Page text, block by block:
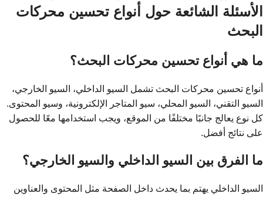
الأسئلة الشائعة حول أنواع تحسين محركات
البحث
ما هي أنواع تحسين محركات البحث؟
أنواع تحسين محركات البحث تشمل السيو الداخلي، السيو الخارجي،
السيو التقني، السيو المحلي، سيو المتاجر الإلكترونية، وسيو المحتوى.
كل نوع يعالج جانبًا مختلفًا من الموقع، ويجب استخدامها معًا للحصول
على نتائج أفضل.
ما الفرق بين السيو الداخلي والسيو الخارجي؟
السيو الداخلي يهتم بما يحدث داخل الصفحة مثل المحتوى والعناوين